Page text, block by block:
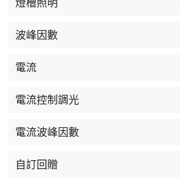
波峰因數
電流
電流控制調光
電流波峰因數
自訂回贈